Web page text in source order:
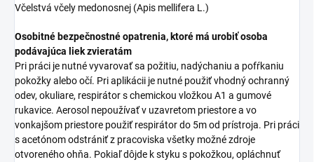
Včelstvá včely medonosnej (Apis mellifera L.)
Osobitné bezpečnostné opatrenia, ktoré má urobiť osoba
podávajúca liek zvieratám
Pri práci je nutné vyvarovať sa požitiu, nadýchaniu a pofŕkaniu
pokožky alebo očí. Pri aplikácii je nutné použiť vhodný ochranný
odev, okuliare, respirátor s chemickou vložkou A1 a gumové
rukavice. Aerosol nepoužívať v uzavretom priestore a vo
vonkajšom priestore použiť respirátor do 5m od prístroja. Pri práci
s acetónom odstrániť z pracoviska všetky možné zdroje
otvoreného ohňa. Pokiaľ dôjde k styku s pokožkou, opláchnuť